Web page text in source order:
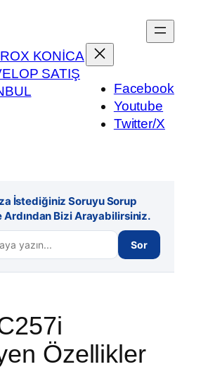
KONİCA
SATIŞ
Facebook
Youtube
Twitter/X
İstediğiniz Soruyu Sorup
Ardından Bizi Arayabilirsiniz.
Sor
Özellikler